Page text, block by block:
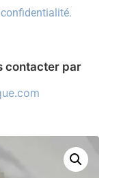
contacter par